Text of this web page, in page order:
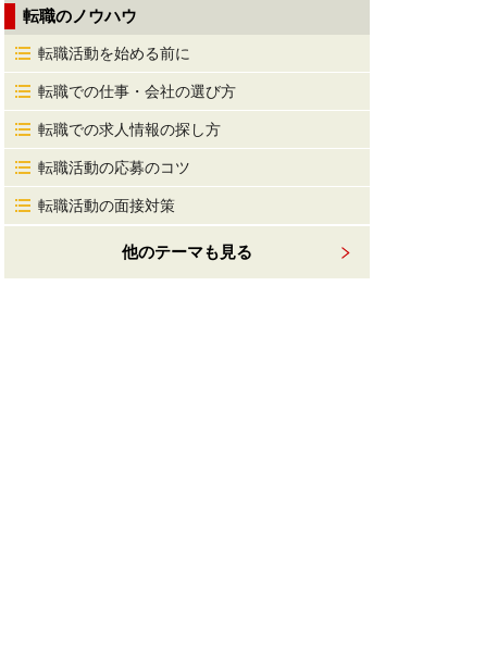
転職のノウハウ
転職活動を始める前に
転職での仕事・会社の選び方
転職での求人情報の探し方
転職活動の応募のコツ
転職活動の面接対策
他のテーマも見る